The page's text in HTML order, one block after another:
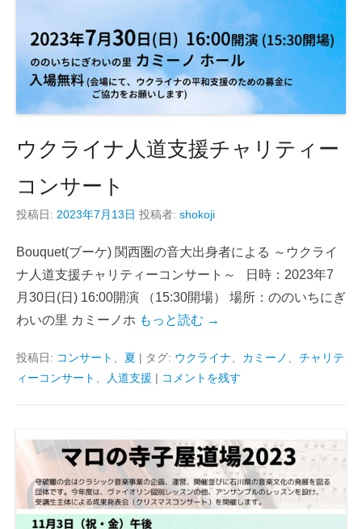
ウクライナ人道支援チャリティー
コンサート
投稿日: 2023年7月13日 投稿者: shokoji
Bouquet(ブーケ) 関西圏の音大出身者による ～ウクライ
ナ人道支援チャリティーコンサート～ 日時：2023年7
月30日(日) 16:00開演 （15:30開場） 場所：ののいちにぎ
わいの里 カミーノホ もっと読む →
投稿日: コンサート 夏 | タグ: ウクライナ カミーノ
チャリテ
ィーコンサート
人道支援 | コメントを残す